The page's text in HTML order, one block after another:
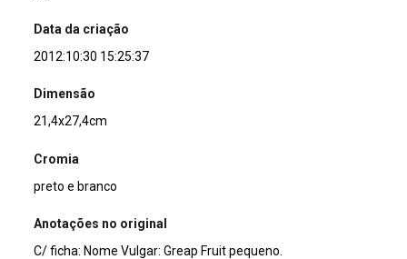
Data da criação
2012:10:30 15:25:37
Dimensão
21,4x27,4cm
Cromia
preto e branco
Anotações no original
C/ ficha: Nome Vulgar: Greap Fruit pequeno.